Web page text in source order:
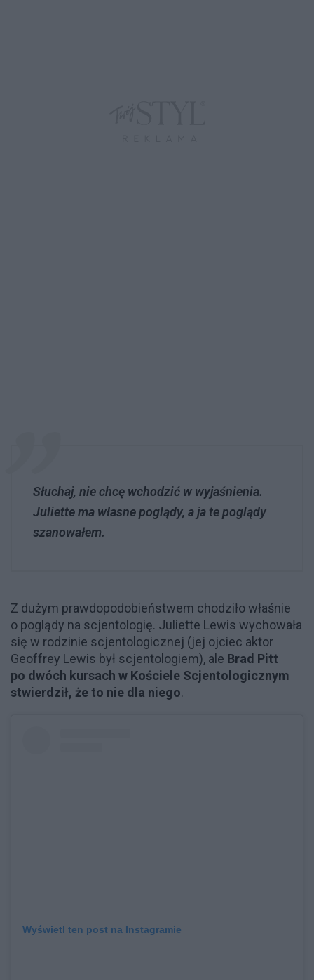
Słuchaj, nie chcę wchodzić w wyjaśnienia.
Juliette ma własne poglądy, a ja te poglądy
szanowałem.
Z dużym prawdopodobieństwem chodziło właśnie
o poglądy na scjentologię. Juliette Lewis wychowała
się w rodzinie scjentologicznej (jej ojciec aktor
Geoffrey Lewis był scjentologiem), ale Brad Pitt
po dwóch kursach w Kościele Scjentologicznym
stwierdził, że to nie dla niego.
Wyświetl ten post na Instagramie